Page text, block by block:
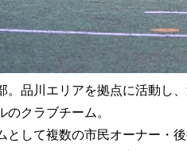
。品川エリアを拠点に活動し
のクラブチーム。
として複数の市民オーナー・